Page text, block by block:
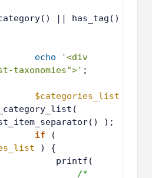
|| has_tag()
echo
'<div
taxonomies">' ;
$categories_list
);
if
) {
printf(
/*